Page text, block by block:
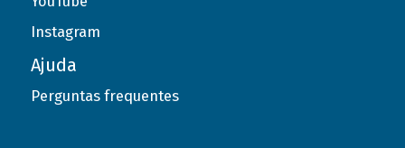
Instagram
Ajuda
Perguntas frequentes